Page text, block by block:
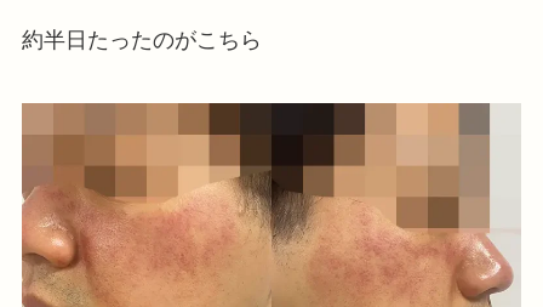
約半日たったのがこちら